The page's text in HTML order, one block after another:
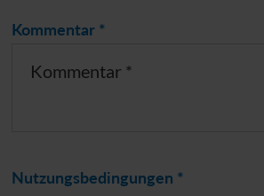
Kommentar *
Nutzungsbedingungen *